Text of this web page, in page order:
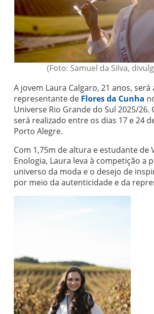
(Foto: Samuel da Silva,
A jovem Laura Calgaro, 21 anos, será
representante de Flores da Cunha
Universe Rio Grande do Sul 2025/26.
será realizado entre os dias 17 e 24
Porto Alegre.
Com 1,75m de altura e estudante de
Enologia, Laura leva à competição a
universo da moda e o desejo de
por meio da autenticidade e da